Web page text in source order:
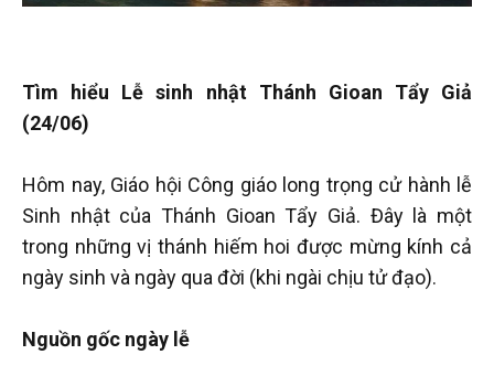
Tìm hiểu Lễ sinh nhật Thánh Gioan Tẩy Giả
(24/06)
Hôm nay, Giáo hội Công giáo long trọng cử hành lễ
Sinh nhật của Thánh Gioan Tẩy Giả. Đây là một
trong những vị thánh hiếm hoi được mừng kính cả
ngày sinh và ngày qua đời (khi ngài chịu tử đạo).
Nguồn gốc ngày lễ